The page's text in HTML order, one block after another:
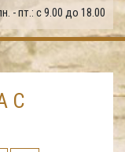
- пт.: с 9.00 до 18.00
С